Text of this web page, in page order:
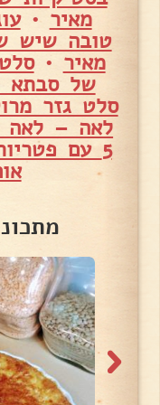
מאיר •
טובה שיש
מאיר •
של סבתא
סלט גזר
לאה – לאה
5 עם